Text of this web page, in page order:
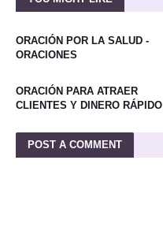
ORACIÓN POR LA SALUD -
ORACIONES
ORACIÓN PARA ATRAER
CLIENTES Y DINERO RÁPIDO
POST A COMMENT